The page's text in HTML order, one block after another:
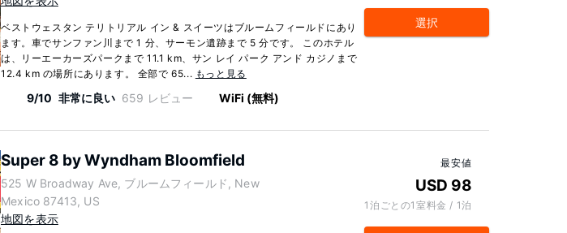
ベストウェスタン テリトリアル イン & スイーツはブルームフィールドにあり
ます。車でサンファン川まで 1 分、サーモン遺跡まで 5 分です。 このホテル
は、リーエーカーズパークまで 11.1 km、サン レイ パーク アンド カジノまで
12.4 km の場所にあります。 全部で 65... もっと見る
9/10 非常に良い 659 レビュー WiFi (無料)
選択
Super 8 by Wyndham Bloomfield
525 W Broadway Ave, ブルームフィールド, New
Mexico 87413, US
地図を表示
最安値
USD 98
1泊ごとの1室料金 / 1泊